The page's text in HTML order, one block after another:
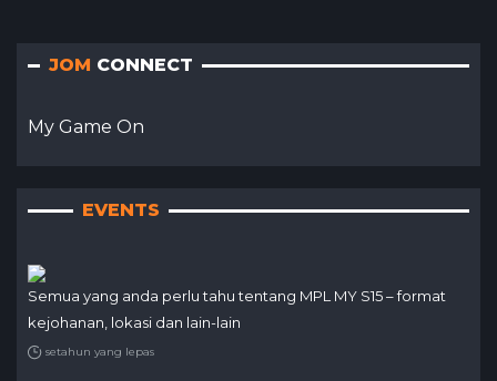
JOM CONNECT
My Game On
EVENTS
Semua yang anda perlu tahu tentang MPL MY S15 – format
kejohanan, lokasi dan lain-lain
setahun yang lepas